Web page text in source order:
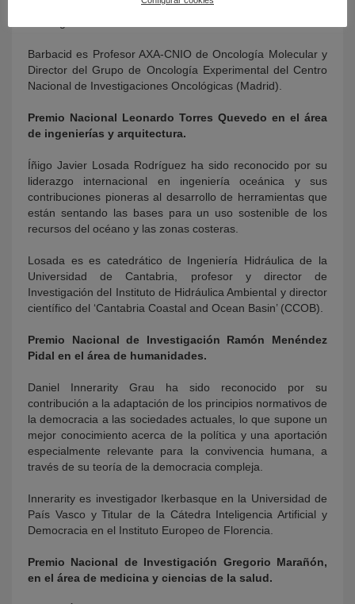
España y a la formación de una nueva generación de
Barbacid es Profesor AXA-CNIO de Oncología Molecular y
Director del Grupo de Oncología Experimental del Centro
Nacional de Investigaciones Oncológicas (Madrid).
Premio Nacional Leonardo Torres Quevedo en el área
de ingenierías y arquitectura.
Íñigo Javier Losada Rodríguez ha sido reconocido por su
liderazgo internacional en ingeniería oceánica y sus
contribuciones pioneras al desarrollo de herramientas que
están sentando las bases para un uso sostenible de los
recursos del océano y las zonas costeras.
Losada es es catedrático de Ingeniería Hidráulica de la
Universidad de Cantabria, profesor y director de
Investigación del Instituto de Hidráulica Ambiental y director
científico del ‘Cantabria Coastal and Ocean Basin’ (CCOB).
Premio Nacional de Investigación Ramón Menéndez
Pidal en el área de humanidades.
Daniel Innerarity Grau ha sido reconocido por su
contribución a la adaptación de los principios normativos de
la democracia a las sociedades actuales, lo que supone un
mejor conocimiento acerca de la política y una aportación
especialmente relevante para la convivencia humana, a
través de su teoría de la democracia compleja.
Innerarity es investigador Ikerbasque en la Universidad de
País Vasco y Titular de la Cátedra Inteligencia Artificial y
Democracia en el Instituto Europeo de Florencia.
Premio Nacional de Investigación Gregorio Marañón,
en el área de medicina y ciencias de la salud.